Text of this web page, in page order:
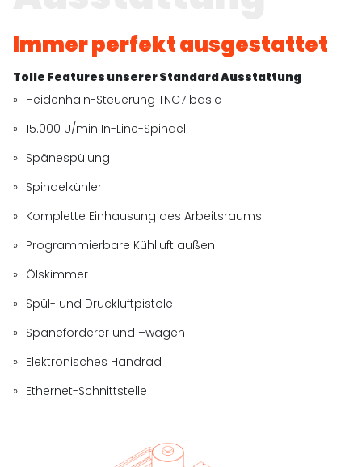
Immer perfekt ausgestattet
Tolle Features unserer Standard Ausstattung
Heidenhain-Steuerung TNC7 basic
15.000 U/min In-Line-Spindel
Spänespülung
Spindelkühler
Komplette Einhausung des Arbeitsraums
Programmierbare Kühlluft außen
Ölskimmer
Spül- und Druckluftpistole
Späneförderer und –wagen
Elektronisches Handrad
Ethernet-Schnittstelle